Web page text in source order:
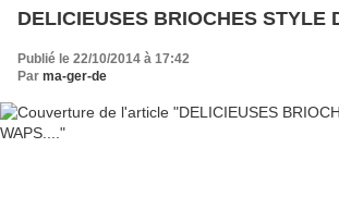
DELICIEUSES BRIOCHES STYLE
Publié le 22/10/2014 à 17:42
Par ma-ger-de